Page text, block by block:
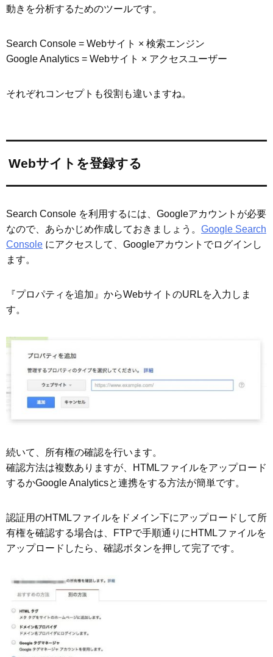
動きを分析するためのツールです。
Search Console = Webサイト × 検索エンジン
Google Analytics = Webサイト × アクセスユーザー
それぞれコンセプトも役割も違いますね。
Webサイトを登録する
Search Console を利用するには、Googleアカウントが必要
なので、あらかじめ作成しておきましょう。 Google Search
Console にアクセスして、Googleアカウントでログインし
ます。
『プロパティを追加』からWebサイトのURLを入力しま
す。
続いて、所有権の確認を行います。
確認方法は複数ありますが、HTMLファイルをアップロード
するかGoogle Analyticsと連携をする方法が簡単です。
認証用のHTMLファイルをドメイン下にアップロードして所
有権を確認する場合は、FTPで手順通りにHTMLファイルを
アップロードしたら、確認ボタンを押して完了です。